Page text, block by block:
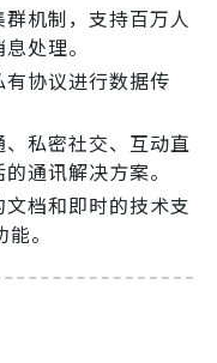
机制，支持百万人
处理。
协议进行数据传
私密社交、互动直
通讯解决方案。
档和即时的技术支
。